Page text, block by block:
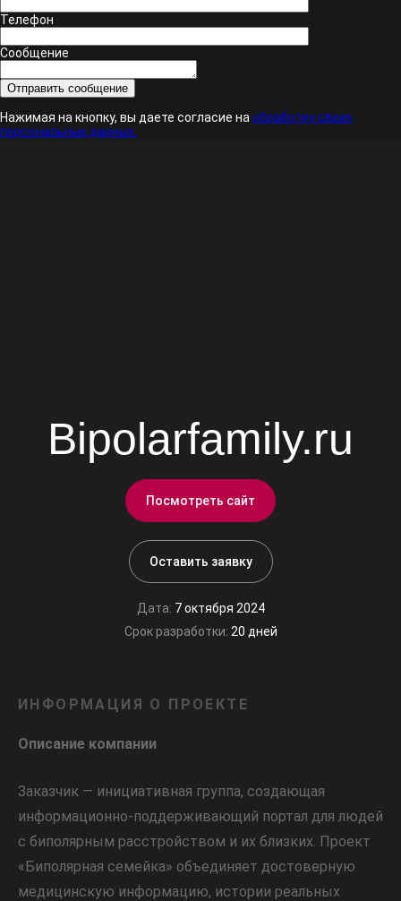
Телефон
Сообщение
Нажимая на кнопку, вы даете согласие на обработку своих
персональных данных.
Bipolarfamily.ru
Посмотреть сайт
Оставить заявку
Дата: 7 октября 2024
Срок разработки: 20 дней
ИНФОРМАЦИЯ О ПРОЕКТЕ
Описание компании
Заказчик — инициативная группа, создающая
информационно-поддерживающий портал для людей
с биполярным расстройством и их близких. Проект
«Биполярная семейка» объединяет достоверную
медицинскую информацию, истории реальных